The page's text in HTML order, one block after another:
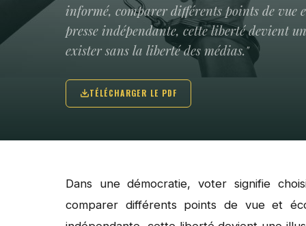
informé, comparer différents points de vue
presse indépendante, cette liberté devient
exister sans la liberté des médias."
TÉLÉCHARGER LE PDF
Dans une démocratie, voter signifie
comparer différents points de vue et